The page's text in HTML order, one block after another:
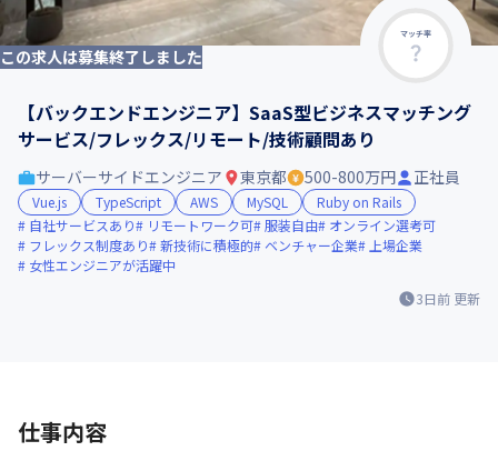
マッチ率
この求人は募集終了しました
【バックエンドエンジニア】SaaS型ビジネスマッチング
サービス/フレックス/リモート/技術顧問あり
3日前 更新
サーバーサイドエンジニア 東京都 500-800万円 正社員
Vue.js TypeScript AWS MySQL
Ruby on Rails
自社サービスあり
リモートワーク可 服装自由
オンライン選考可
フレックス制度あり
新技術に積極的 ベンチャー企業
上場企業
女性エンジニアが活躍中
仕事内容